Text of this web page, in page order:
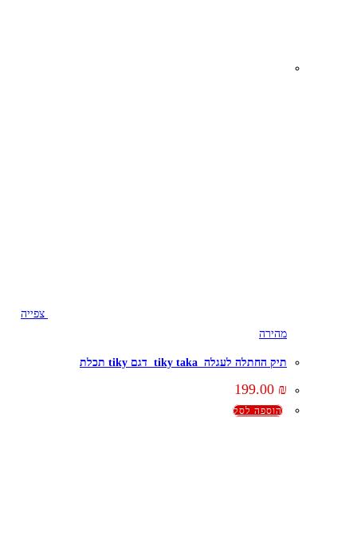
צפייה
מהירה
תיק החתלה לעגלה tiky taka דגם tiky תכלת
199.00 ₪
הוספה לסל